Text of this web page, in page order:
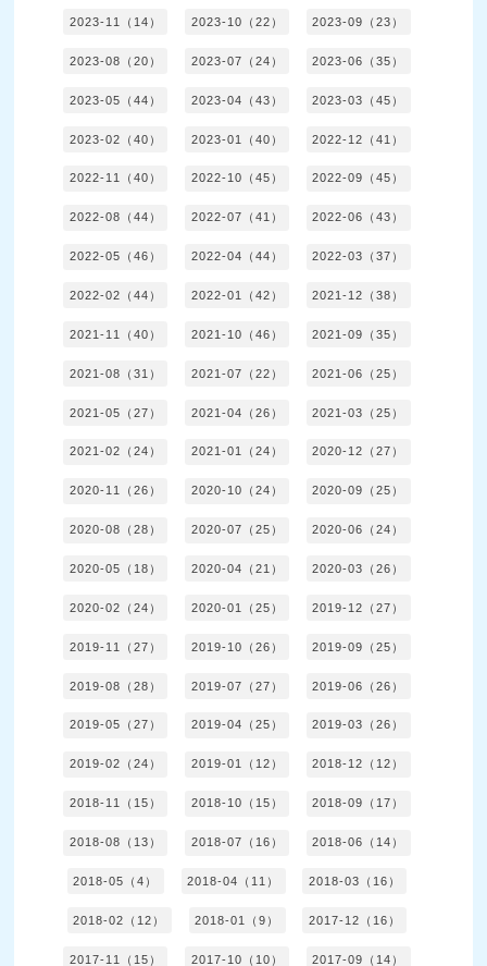
2023-11（14） 2023-10（22） 2023-09（23）
2023-08（20） 2023-07（24） 2023-06（35）
2023-05（44） 2023-04（43） 2023-03（45）
2023-02（40） 2023-01（40） 2022-12（41）
2022-11（40） 2022-10（45） 2022-09（45）
2022-08（44） 2022-07（41） 2022-06（43）
2022-05（46） 2022-04（44） 2022-03（37）
2022-02（44） 2022-01（42） 2021-12（38）
2021-11（40） 2021-10（46） 2021-09（35）
2021-08（31） 2021-07（22） 2021-06（25）
2021-05（27） 2021-04（26） 2021-03（25）
2021-02（24） 2021-01（24） 2020-12（27）
2020-11（26） 2020-10（24） 2020-09（25）
2020-08（28） 2020-07（25） 2020-06（24）
2020-05（18） 2020-04（21） 2020-03（26）
2020-02（24） 2020-01（25） 2019-12（27）
2019-11（27） 2019-10（26） 2019-09（25）
2019-08（28） 2019-07（27） 2019-06（26）
2019-05（27） 2019-04（25） 2019-03（26）
2019-02（24） 2019-01（12） 2018-12（12）
2018-11（15） 2018-10（15） 2018-09（17）
2018-08（13） 2018-07（16） 2018-06（14）
2018-05（4） 2018-04（11） 2018-03（16）
2018-02（12） 2018-01（9） 2017-12（16）
2017-11（15） 2017-10（10） 2017-09（14）